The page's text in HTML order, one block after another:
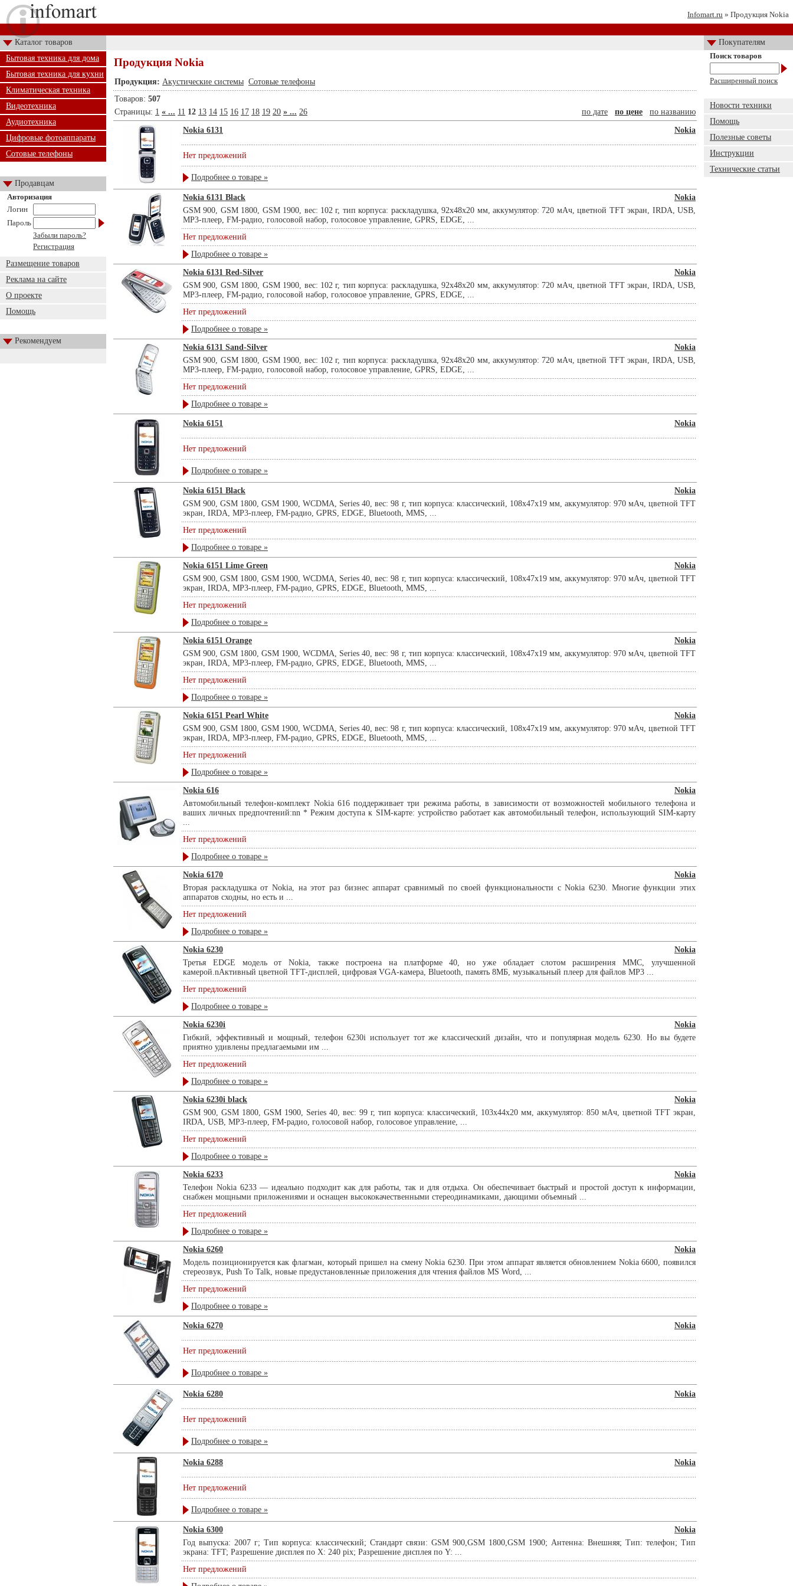
Infomart.ru » Продукция Nokia
Каталог товаров
Покупателям
Бытовая техника для дома
Бытовая техника для кухни
Климатическая техника
Видеотехника
Аудиотехника
Цифровые фотоаппараты
Сотовые телефоны
Продавцам
Авторизация
Логин
Пароль
Забыли пароль?
Регистрация
Размещение товаров
Реклама на сайте
О проекте
Помощь
Рекомендуем
Продукция Nokia
Продукция: Акустические системы Сотовые телефоны
Товаров: 507
Страницы: 1 « ... 11 12 13 14 15 16 17 18 19 20 » ... 26 по дате по цене по названию
Nokia 6131 Nokia
Нет предложений
Подробнее о товаре »
Nokia 6131 Black
Nokia
GSM 900, GSM 1800, GSM 1900, вес: 102 г, тип корпуса: раскладушка, 92x48x20 мм, аккумулятор: 720 мАч, цветной TFT экран, IRDA, USB,
MP3-плеер, FM-радио, голосовой набор, голосовое управление, GPRS, EDGE, ...
Нет предложений
Подробнее о товаре »
Nokia 6131 Red-Silver
Nokia
GSM 900, GSM 1800, GSM 1900, вес: 102 г, тип корпуса: раскладушка, 92x48x20 мм, аккумулятор: 720 мАч, цветной TFT экран, IRDA, USB,
MP3-плеер, FM-радио, голосовой набор, голосовое управление, GPRS, EDGE, ...
Нет предложений
Подробнее о товаре »
Nokia 6131 Sand-Silver
Nokia
GSM 900, GSM 1800, GSM 1900, вес: 102 г, тип корпуса: раскладушка, 92x48x20 мм, аккумулятор: 720 мАч, цветной TFT экран, IRDA, USB,
MP3-плеер, FM-радио, голосовой набор, голосовое управление, GPRS, EDGE, ...
Нет предложений
Подробнее о товаре »
Nokia 6151 Nokia
Нет предложений
Подробнее о товаре »
Nokia 6151 Black
Nokia
GSM 900, GSM 1800, GSM 1900, WCDMA, Series 40, вес: 98 г, тип корпуса: классический, 108x47x19 мм, аккумулятор: 970 мАч, цветной TFT
экран, IRDA, MP3-плеер, FM-радио, GPRS, EDGE, Bluetooth, MMS, ...
Нет предложений
Подробнее о товаре »
Nokia 6151 Lime Green
Nokia
GSM 900, GSM 1800, GSM 1900, WCDMA, Series 40, вес: 98 г, тип корпуса: классический, 108x47x19 мм, аккумулятор: 970 мАч, цветной TFT
экран, IRDA, MP3-плеер, FM-радио, GPRS, EDGE, Bluetooth, MMS, ...
Нет предложений
Подробнее о товаре »
Nokia 6151 Orange
Nokia
GSM 900, GSM 1800, GSM 1900, WCDMA, Series 40, вес: 98 г, тип корпуса: классический, 108x47x19 мм, аккумулятор: 970 мАч, цветной TFT
экран, IRDA, MP3-плеер, FM-радио, GPRS, EDGE, Bluetooth, MMS, ...
Нет предложений
Подробнее о товаре »
Nokia 6151 Pearl White
Nokia
GSM 900, GSM 1800, GSM 1900, WCDMA, Series 40, вес: 98 г, тип корпуса: классический, 108x47x19 мм, аккумулятор: 970 мАч, цветной TFT
экран, IRDA, MP3-плеер, FM-радио, GPRS, EDGE, Bluetooth, MMS, ...
Нет предложений
Подробнее о товаре »
Nokia 616
Nokia
Автомобильный телефон-комплект Nokia 616 поддерживает три режима работы, в зависимости от возможностей мобильного телефона и
ваших личных предпочтений:nn * Режим доступа к SIM-карте: устройство работает как автомобильный телефон, использующий SIM-карту
...
Нет предложений
Подробнее о товаре »
Nokia 6170
Nokia
Вторая раскладушка от Nokia, на этот раз бизнес аппарат сравнимый по своей функциональности с Nokia 6230. Многие функции этих
аппаратов сходны, но есть и ...
Нет предложений
Подробнее о товаре »
Nokia 6230
Nokia
Третья EDGE модель от Nokia, также построена на платформе 40, но уже обладает слотом расширения ММС, улучшенной
камерой.nАктивный цветной TFT-дисплей, цифровая VGA-камера, Bluetooth, память 8МБ, музыкальный плеер для файлов MP3 ...
Нет предложений
Подробнее о товаре »
Nokia 6230i
Nokia
Гибкий, эффективный и мощный, телефон 6230i использует тот же классический дизайн, что и популярная модель 6230. Но вы будете
приятно удивлены предлагаемыми им ...
Нет предложений
Подробнее о товаре »
Nokia 6230i black
Nokia
GSM 900, GSM 1800, GSM 1900, Series 40, вес: 99 г, тип корпуса: классический, 103x44x20 мм, аккумулятор: 850 мАч, цветной TFT экран,
IRDA, USB, MP3-плеер, FM-радио, голосовой набор, голосовое управление, ...
Нет предложений
Подробнее о товаре »
Nokia 6233
Nokia
Телефон Nokia 6233 — идеально подходит как для работы, так и для отдыха. Он обеспечивает быстрый и простой доступ к информации,
снабжен мощными приложениями и оснащен высококачественными стереодинамиками, дающими объемный ...
Нет предложений
Подробнее о товаре »
Nokia 6260
Nokia
Модель позиционируется как флагман, который пришел на смену Nokia 6230. При этом аппарат является обновлением Nokia 6600, появился
стереозвук, Push To Talk, новые предустановленные приложения для чтения файлов MS Word, ...
Нет предложений
Подробнее о товаре »
Nokia 6270 Nokia
Нет предложений
Подробнее о товаре »
Nokia 6280 Nokia
Нет предложений
Подробнее о товаре »
Nokia 6288 Nokia
Нет предложений
Подробнее о товаре »
Nokia 6300
Nokia
Год выпуска: 2007 г; Тип корпуса: классический; Стандарт связи: GSM 900,GSM 1800,GSM 1900; Антенна: Внешняя; Тип: телефон; Тип
экрана: TFT; Разрешение дисплея по X: 240 pix; Разрешение дисплея по Y: ...
Нет предложений
Поиск товаров
Расширенный поиск
Новости техники
Помощь
Полезные советы
Инструкции
Технические статьи